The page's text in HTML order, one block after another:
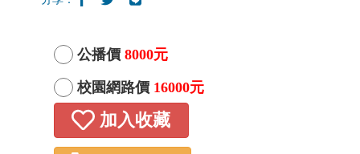
公播價 8000元
校園網路價 16000元
加入收藏